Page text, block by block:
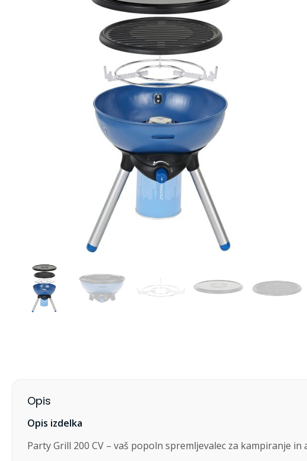
Opis
Opis izdelka
Party Grill 200 CV – vaš popoln spremljevalec za kampiranje